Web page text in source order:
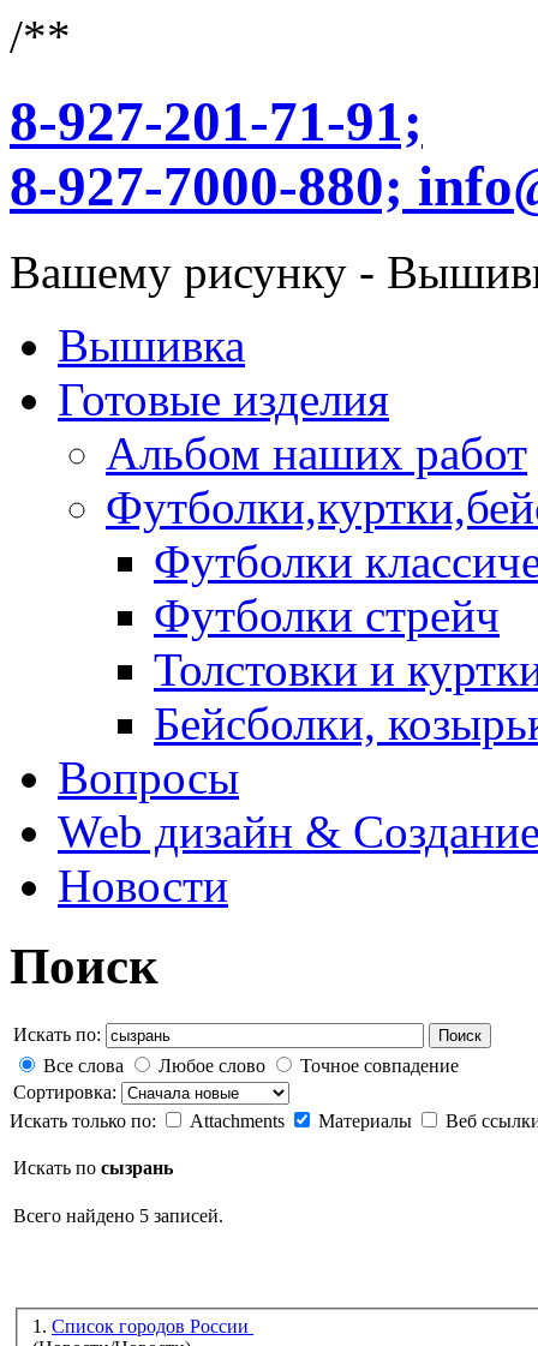
/**
8-927-201-71-91;
8-927-7000-880;
Вашему рисунку -
Вышивка
Готовые изделия
Альбом наших работ
Футболки
Футболки стрейч
Толстовки и
Бейсболки,
Вопросы
Web дизайн &
Новости
Поиск
Искать по: Поиск
Все слова Любое слово
Точное совпадение
Сортировка:
Искать только по:
Attachments Материалы Веб
Искать по сызрань
Всего найдено 5 записей.
1. Список городов России